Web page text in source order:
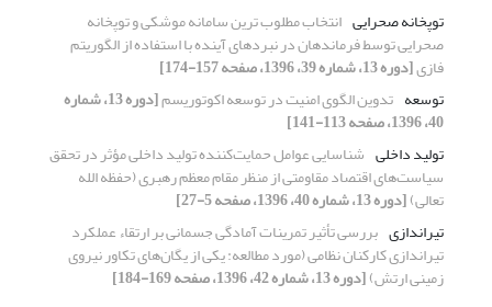
توپخانه صحرایی انتخاب مطلوب ترین سامانه موشکی و توپخانه
صحرایی توسط فرماندهان در نبردهای آینده با استفاده از الگوریتم
فازی[دوره 13، شماره 39، 1396، صفحه 157-174]
توسعه تدوین الگوی امنیت در توسعه اکوتوریسم [دوره 13، شماره
40، 1396، صفحه 113-141]
تولید داخلی شناسایی عوامل حمایت‌کننده تولید داخلی مؤثر در تحقق
سیاست‌های اقتصاد مقاومتی از منظر مقام معظم رهبری (حفظه الله
تعالی)[دوره 13، شماره 40، 1396، صفحه 5-27]
تیراندازی بررسی تأثیر تمرینات آمادگی جسمانی بر ارتقاء عملکرد
تیراندازی کارکنان نظامی (مورد مطالعه: یکی از یگان‌های تکاور نیروی
زمینی ارتش)[دوره 13، شماره 42، 1396، صفحه 169-184]